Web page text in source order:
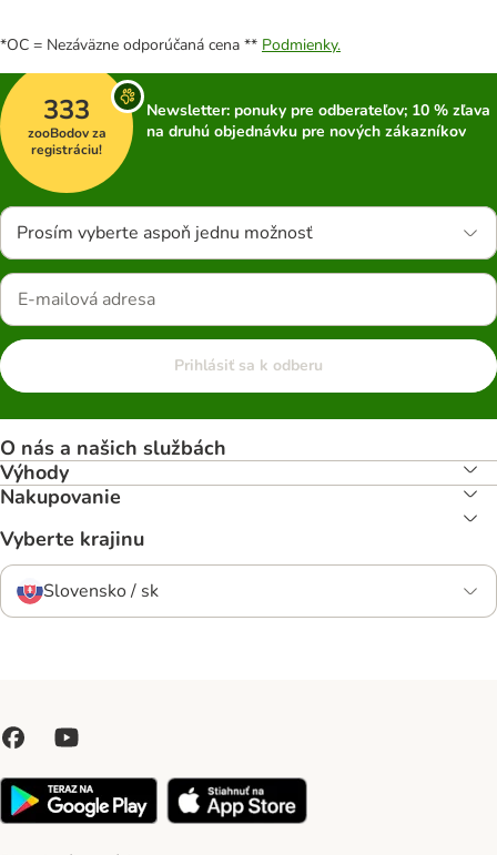
*OC = Nezáväzne odporúčaná cena ** Podmienky.
333
zooBodov za
registráciu!
Newsletter: ponuky pre odberateľov; 10 % zľava
na druhú objednávku pre nových zákazníkov
Prosím vyberte aspoň jednu možnosť
Prihlásiť sa k odberu
O nás a našich službách
Výhody
Nakupovanie
Vyberte krajinu
Slovensko / sk